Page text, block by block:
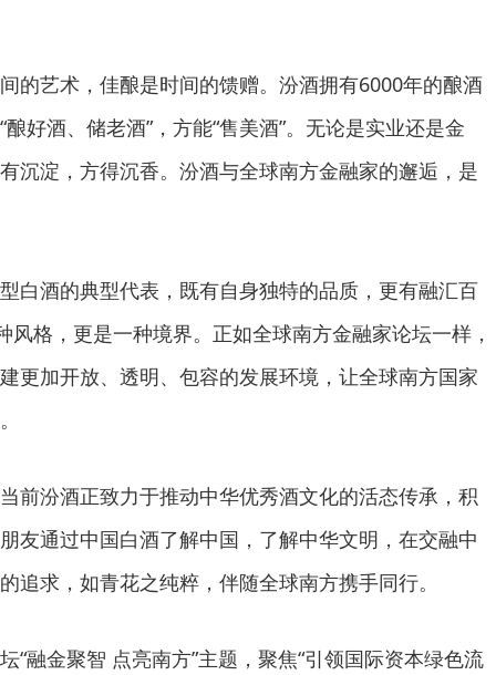
的艺术，佳酿是时间的馈赠。汾酒拥有6000年的酿酒
好酒、储老酒”，方能“售美酒”。无论是实业还是金
沉淀，方得沉香。汾酒与全球南方金融家的邂逅，是
白酒的典型代表，既有自身独特的品质，更有融汇百
风格，更是一种境界。正如全球南方金融家论坛一样，
更加开放、透明、包容的发展环境，让全球南方国家
前汾酒正致力于推动中华优秀酒文化的活态传承，积
友通过中国白酒了解中国，了解中华文明，在交融中
追求，如青花之纯粹，伴随全球南方携手同行。
“融金聚智 点亮南方”主题，聚焦“引领国际资本绿色流